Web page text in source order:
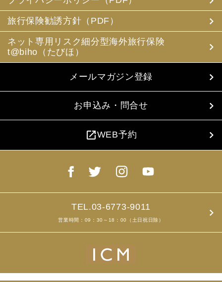
旅行保険勧誘方針（PDF）
ネット専用リスク細分型海外旅行保険
t@biho（たびほ）
メールマガジン登録
お申込み・問合せ
open_in_newWEB予約
TEL.03-6773-9011
営業時間：09：30～18：00（土日祝日除）